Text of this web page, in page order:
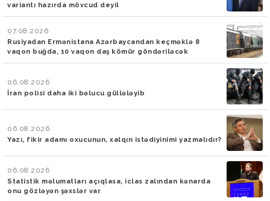
variantı hazırda mövcud deyil
07.08.2026
Rusiyadan Ermənistana Azərbaycandan keçməklə 8
vaqon buğda, 10 vaqon daş kömür göndəriləcək
06.08.2026
İran polisi daha iki bəlucu güllələyib
06.08.2026
Yazı, fikir adamı oxucunun, xalqın istədiyinimi yazmalıdır?
06.08.2026
Statistik məlumatları açıqlasa, iclas zalından kənarda
onu gözləyən şəxslər var